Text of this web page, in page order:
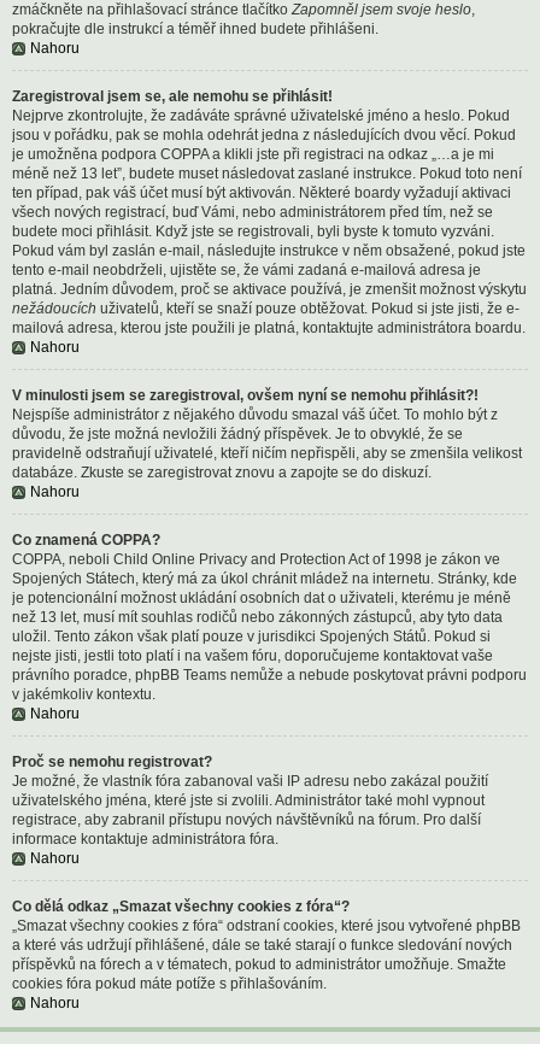
zmáčkněte na přihlašovací stránce tlačítkoZapomněl jsem svoje heslo,
pokračujte dle instrukcí a téměř ihned budete přihlášeni.
Nahoru
Zaregistroval jsem se, ale nemohu se přihlásit!
Nejprve zkontrolujte, že zadáváte správné uživatelské jméno a heslo. Pokud
jsou v pořádku, pak se mohla odehrát jedna z následujících dvou věcí. Pokud
je umožněna podpora COPPA a klikli jste při registraci na odkaz „…a je mi
méně než 13 let”, budete muset následovat zaslané instrukce. Pokud toto není
ten případ, pak váš účet musí být aktivován. Některé boardy vyžadují aktivaci
všech nových registrací, buď Vámi, nebo administrátorem před tím, než se
budete moci přihlásit. Když jste se registrovali, byli byste k tomuto vyzváni.
Pokud vám byl zaslán e-mail, následujte instrukce v něm obsažené, pokud jste
tento e-mail neobdrželi, ujistěte se, že vámi zadaná e-mailová adresa je
platná. Jedním důvodem, proč se aktivace používá, je zmenšit možnost výskytu
nežádoucích uživatelů, kteří se snaží pouze obtěžovat. Pokud si jste jisti, že e-
mailová adresa, kterou jste použili je platná, kontaktujte administrátora boardu.
Nahoru
V minulosti jsem se zaregistroval, ovšem nyní se nemohu přihlásit?!
Nejspíše administrátor z nějakého důvodu smazal váš účet. To mohlo být z
důvodu, že jste možná nevložili žádný příspěvek. Je to obvyklé, že se
pravidelně odstraňují uživatelé, kteří ničím nepřispěli, aby se zmenšila velikost
databáze. Zkuste se zaregistrovat znovu a zapojte se do diskuzí.
Nahoru
Co znamená COPPA?
COPPA, neboli Child Online Privacy and Protection Act of 1998 je zákon ve
Spojených Státech, který má za úkol chránit mládež na internetu. Stránky, kde
je potencionální možnost ukládání osobních dat o uživateli, kterému je méně
než 13 let, musí mít souhlas rodičů nebo zákonných zástupců, aby tyto data
uložil. Tento zákon však platí pouze v jurisdikci Spojených Států. Pokud si
nejste jisti, jestli toto platí i na vašem fóru, doporučujeme kontaktovat vaše
právního poradce, phpBB Teams nemůže a nebude poskytovat právni podporu
v jakémkoliv kontextu.
Nahoru
Proč se nemohu registrovat?
Je možné, že vlastník fóra zabanoval vaši IP adresu nebo zakázal použití
uživatelského jména, které jste si zvolili. Administrátor také mohl vypnout
registrace, aby zabranil přístupu nových návštěvníků na fórum. Pro další
informace kontaktuje administrátora fóra.
Nahoru
Co dělá odkaz „Smazat všechny cookies z fóra“?
„Smazat všechny cookies z fóra“ odstraní cookies, které jsou vytvořené phpBB
a které vás udržují přihlášené, dále se také starají o funkce sledování nových
příspěvků na fórech a v tématech, pokud to administrátor umožňuje. Smažte
cookies fóra pokud máte potíže s přihlašováním.
Nahoru